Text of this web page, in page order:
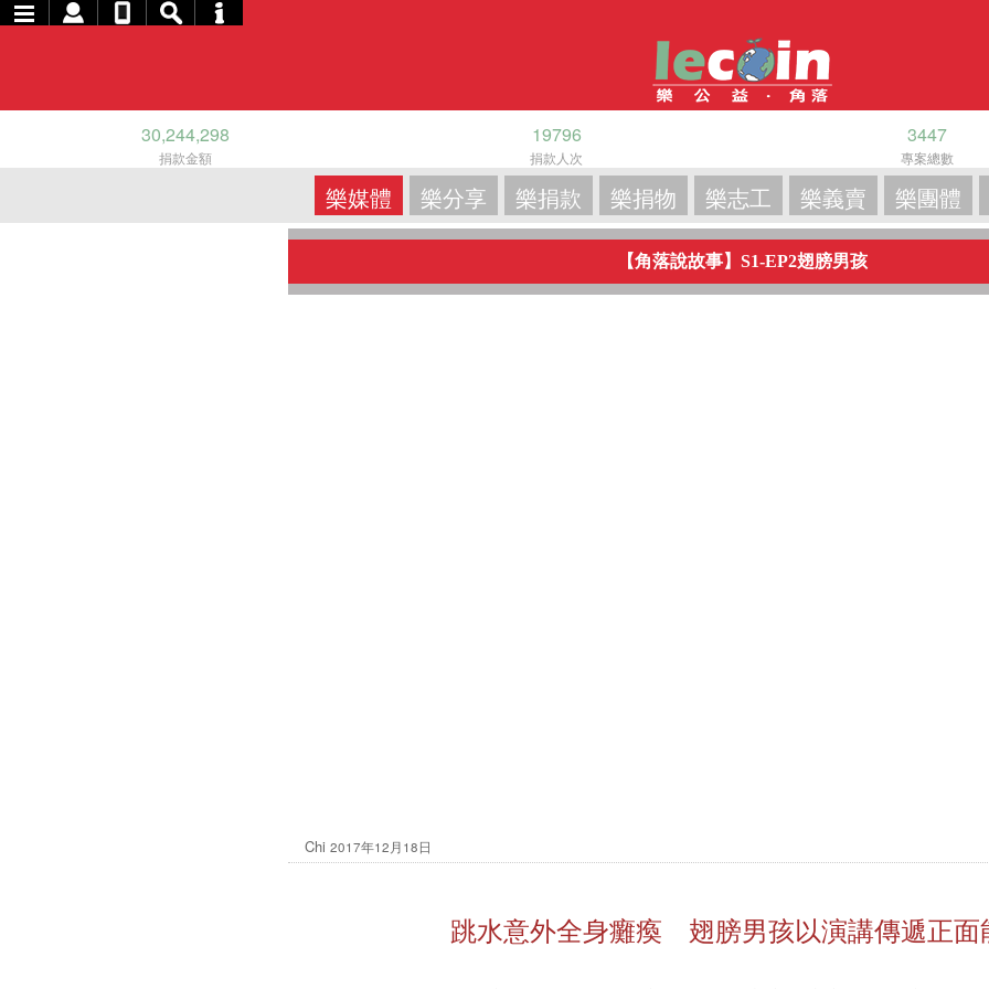
30,244,298
捐款金額
19796
捐款人次
3447
專案總數
樂媒體 樂分享 樂捐款 樂捐物 樂志工 樂義賣 樂團體
【角落說故事】S1-EP2翅膀男孩
Chi 2017年12月18日
跳水意外全身癱瘓 翅膀男孩以演講傳遞正面